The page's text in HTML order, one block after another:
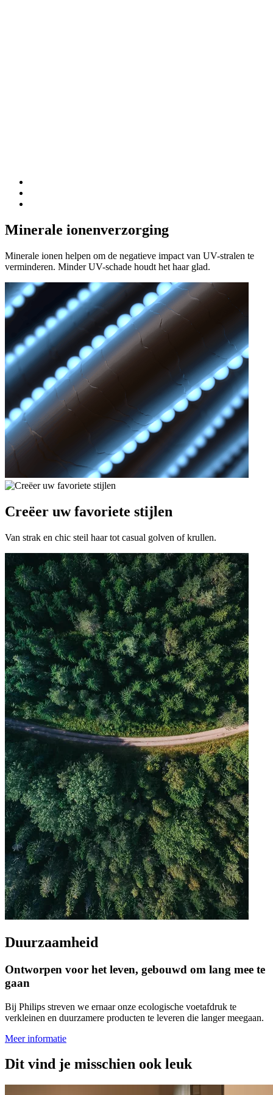
Minerale ionenverzorging
Minerale ionen helpen om de negatieve impact van UV-stralen te
verminderen. Minder UV-schade houdt het haar glad.
Creëer uw favoriete stijlen
Van strak en chic steil haar tot casual golven of krullen.
Duurzaamheid
Ontworpen voor het leven, gebouwd om lang mee te
gaan
Bij Philips streven we ernaar onze ecologische voetafdruk te
verkleinen en duurzamere producten te leveren die langer meegaan.
Meer informatie
Dit vind je misschien ook leuk